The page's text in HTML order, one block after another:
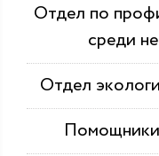
Отдел по
среди
Отдел
Помощники